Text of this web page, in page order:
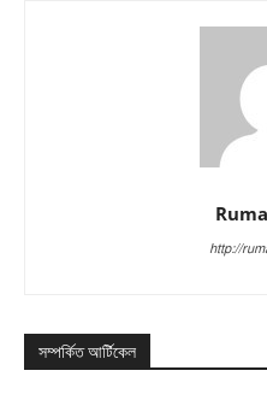
http://
সম্পর্কিত আর্টিকেল